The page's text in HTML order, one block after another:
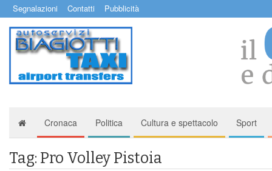
Segnalazioni Contatti Pubblicità
Cronaca Politica Cultura e spettacolo Sport
Tag: Pro Volley Pistoia